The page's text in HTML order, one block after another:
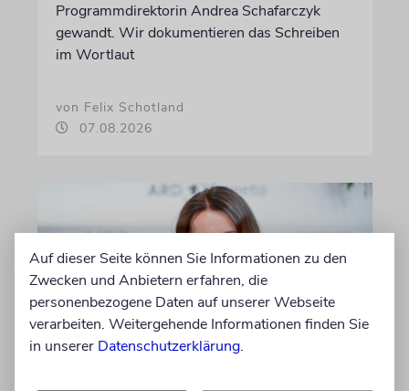
Programmdirektorin Andrea Schafarczyk
gewandt. Wir dokumentieren das Schreiben
im Wortlaut
von Felix Schotland
07.08.2026
Auf dieser Seite können Sie Informationen zu den
Zwecken und Anbietern erfahren, die
personenbezogene Daten auf unserer Webseite
verarbeiten. Weitergehende Informationen finden Sie
in unserer Datenschutzerklärung.